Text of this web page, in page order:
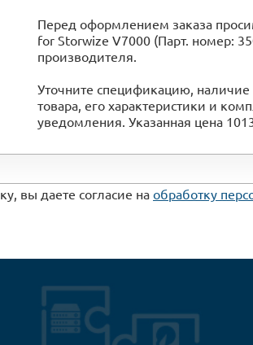
Перед оформлением заказа
for Storwize V7000 (Парт. номер:
производителя.
Уточните спецификацию,
товара, его характеристики и
уведомления. Указанная цена
вы даете согласие наобработку